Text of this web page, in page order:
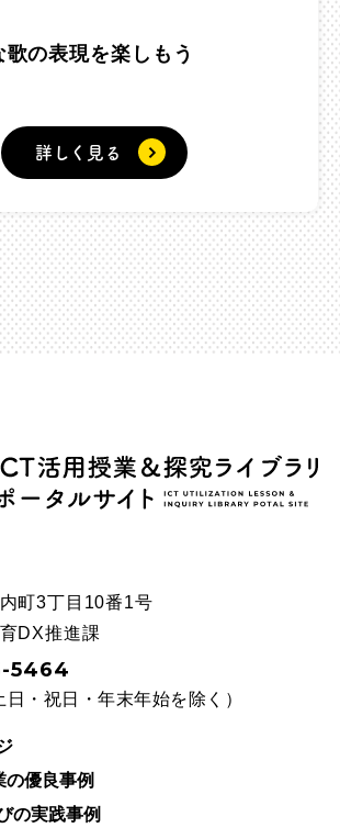
歌の表現を楽しもう
詳しく見る
町3丁目10番1号
DX推進課
5464
・祝日・年末年始を除く）
の優良事例
の実践事例